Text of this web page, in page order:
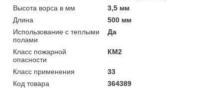
Высота ворса в мм
3,5 мм
Длина
500 мм
Использование с теплыми
полами
Да
Класс пожарной
опасности
КМ2
Класс применения
33
Код товара
364389